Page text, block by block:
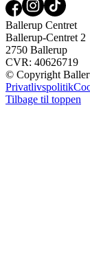
Ballerup Centret
Ballerup-Centret 2
2750 Ballerup
CVR: 40626719
© Copyright
Privatlivspolitik
Tilbage til toppen